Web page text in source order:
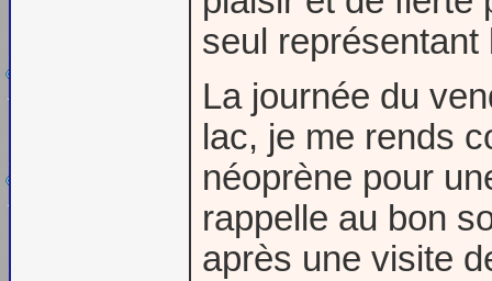
seul
La journée du
lac, je me rends
néoprène pour
rappelle au bon
après une visite